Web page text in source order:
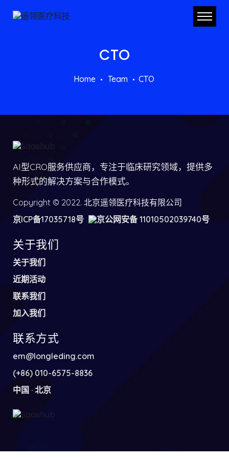
CTO
Home Team CTO
AI型CRO服务供应商，专注于临床研究领域，提供多
种形式的解决方案与合作模式。
Copyright © 2022. 北京遥领医疗科技有限公司
京ICP备17035718号
京公网安备 11010502039740号
关于我们
关于我们
近期活动
联系我们
加入我们
联系方式
em@longleding.com
(+86) 010-6575-8836
中国 · 北京